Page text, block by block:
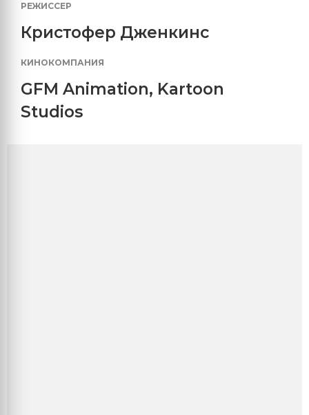
РЕЖИССЕР
Кристофер Дженкинс
КИНОКОМПАНИЯ
GFM Animation, Kartoon
Studios